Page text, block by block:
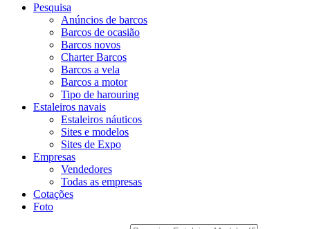
Pesquisa
Anúncios de barcos
Barcos de ocasião
Barcos novos
Charter Barcos
Barcos a vela
Barcos a motor
Tipo de harouring
Estaleiros navais
Estaleiros náuticos
Sites e modelos
Sites de Expo
Empresas
Vendedores
Todas as empresas
Cotações
Foto